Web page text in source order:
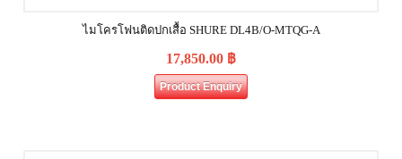
ไมโครโฟนติดปกเสื้อ SHURE DL4B/O-MTQG-A
17,850.00 ฿
Product Enquiry